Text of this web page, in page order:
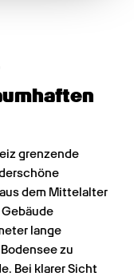
grenzende
dem Mittelalter
lange
zu
Bei klarer Sicht